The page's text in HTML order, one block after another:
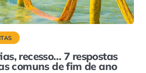
recesso… 7 respostas
comuns de fim de ano